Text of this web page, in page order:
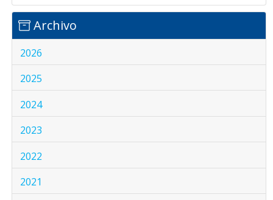
Archivo
2026
2025
2024
2023
2022
2021